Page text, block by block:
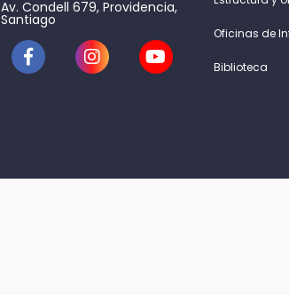
Av. Condell 679, Providencia,
Santiago
Oficinas de
Biblioteca